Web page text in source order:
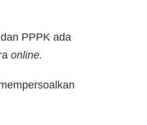
PPPK ada
online.